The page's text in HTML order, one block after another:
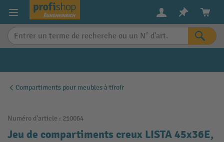
content
Compartiments pour meubles à tiroir
Numéro d'article : 210064
Jeu de compartiments creux LISTA 45x36E,